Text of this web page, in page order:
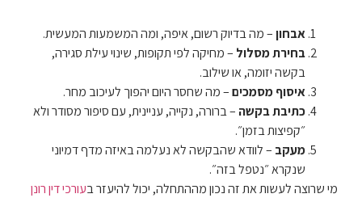
אבחון– מה בדיוק רשום, איפה, ומה המשמעות המעשית.
בחירת מסלול – מחיקה לפי תקופות, שינוי עילת סגירה,
בקשה יזומה, או שילוב.
איסוף מסמכים– מה שחסר היום יהפוך לעיכוב מחר.
כתיבת בקשה – ברורה, נקייה, עניינית, עם סיפור מסודר ולא
״קפיצות בזמן״.
מעקב – לוודא שהבקשה לא נעלמה באיזה מדף דמיוני
שנקרא ״נטפל בזה״.
מי שרוצה לעשות את זה נכון מההתחלה, יכול להיעזר בעורכי דין רונן